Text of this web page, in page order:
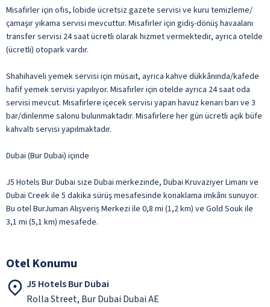
Misafirler için ofis, lobide ücretsiz gazete servisi ve kuru temizleme/
çamaşır yıkama servisi mevcuttur. Misafirler için gidiş-dönüş havaalanı
transfer servisi 24 saat ücretli olarak hizmet vermektedir, ayrıca otelde
(ücretli) otopark vardır.
Shahihaveli yemek servisi için müsait, ayrıca kahve dükkânında/kafede
hafif yemek servisi yapılıyor. Misafirler için otelde ayrıca 24 saat oda
servisi mevcut. Misafirlere içecek servisi yapan havuz kenarı barı ve 3
bar/dinlenme salonu bulunmaktadır. Misafirlere her gün ücretli açık büfe
kahvaltı servisi yapılmaktadır.
Dubai (Bur Dubai) içinde
J5 Hotels Bur Dubai size Dubai merkezinde, Dubai Kruvaziyer Limanı ve
Dubai Creek ile 5 dakika sürüş mesafesinde konaklama imkânı sunuyor.
Bu otel BurJuman Alışveriş Merkezi ile 0,8 mi (1,2 km) ve Gold Souk ile
3,1 mi (5,1 km) mesafede.
Otel Konumu
J5 Hotels Bur Dubai
Rolla Street, Bur Dubai Dubai AE